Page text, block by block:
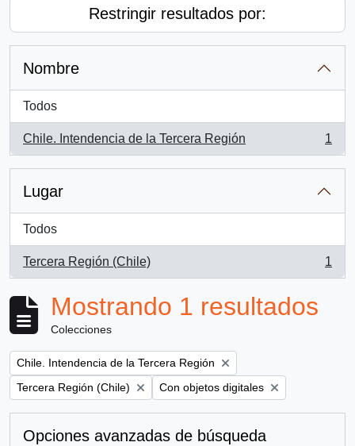
Restringir resultados por:
Nombre
Todos
Chile. Intendencia de la Tercera Región
, 1 resultados
1
Lugar
Todos
Tercera Región (Chile)
, 1 resultados
1
Mostrando 1 resultados
Colecciones
Remove filter:
Chile. Intendencia de la Tercera Región
Remove filter:
Tercera Región (Chile) Remove filter:
Con objetos digitales
Opciones avanzadas de búsqueda